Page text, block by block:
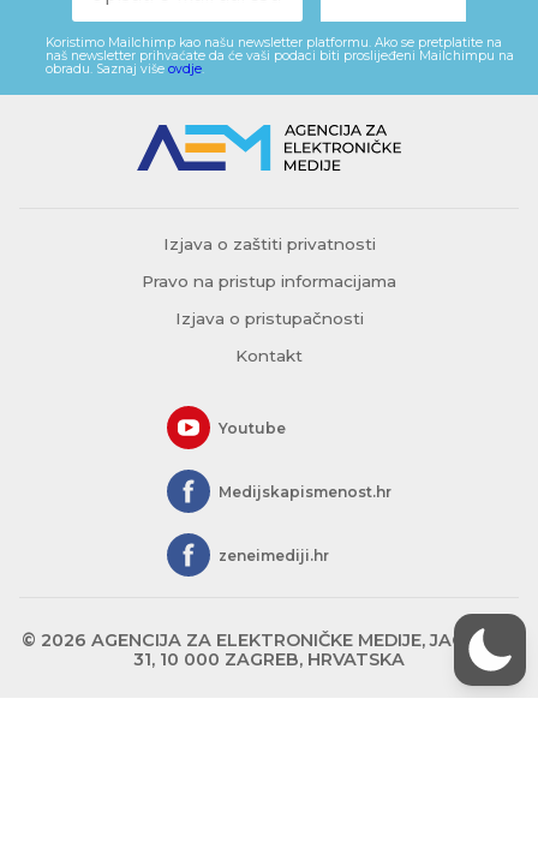
Koristimo Mailchimp kao našu newsletter platformu. Ako se pretplatite na
naš newsletter prihvaćate da će vaši podaci biti proslijeđeni Mailchimpu na
obradu. Saznaj više ovdje
Izjava o zaštiti privatnosti
Pravo na pristup informacijama
Izjava o pristupačnosti
Kontakt
Youtube
Medijskapismenost.hr
zeneimediji.hr
© 2026 AGENCIJA ZA ELEKTRONIČKE MEDIJE, JAGIĆEVA
31, 10 000 ZAGREB, HRVATSKA